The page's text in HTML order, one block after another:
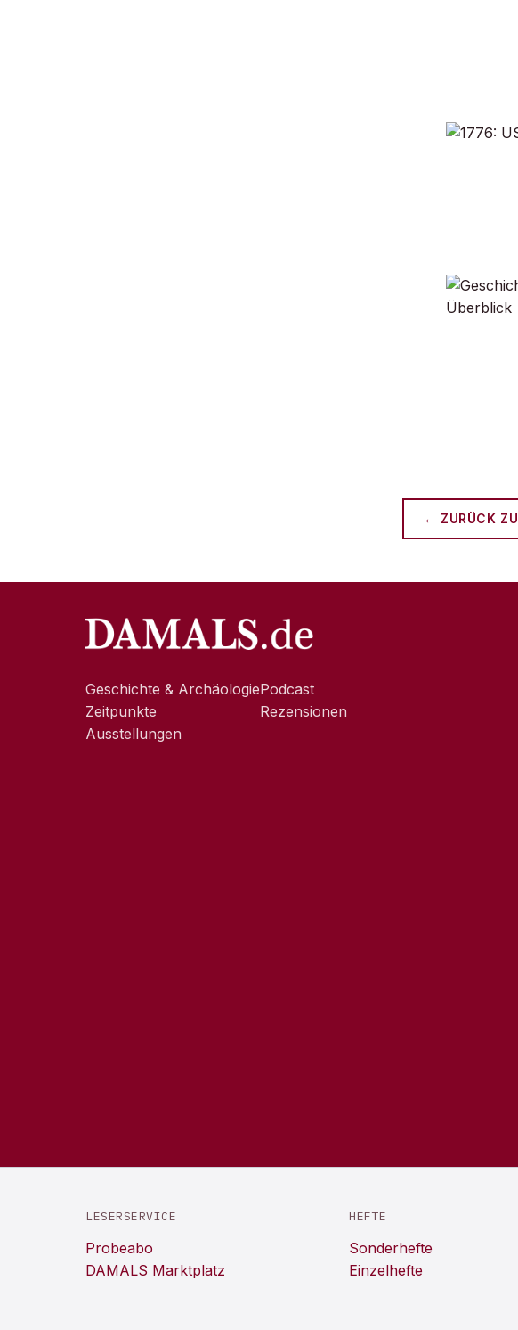
← ZURÜCK ZU
Geschichte & Archäologie
Zeitpunkte
Ausstellungen
Podcast
Rezensionen
LESERSERVICE
Probeabo
DAMALS Marktplatz
HEFTE
Sonderhefte
Einzelhefte